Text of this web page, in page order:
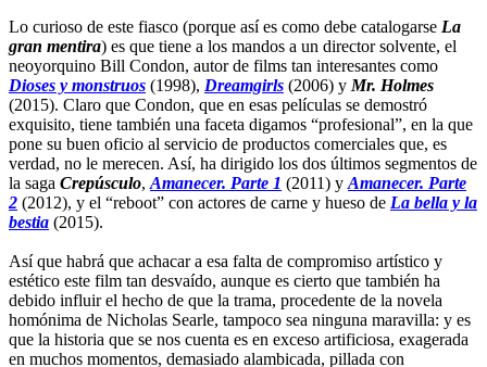
Lo curioso de este fiasco (porque así es como debe catalogarse La
gran mentira) es que tiene a los mandos a un director solvente, el
neoyorquino Bill Condon, autor de films tan interesantes como
Dioses y monstruos (1998), Dreamgirls (2006) y Mr. Holmes
(2015). Claro que Condon, que en esas películas se demostró
exquisito, tiene también una faceta digamos “profesional”, en la que
pone su buen oficio al servicio de productos comerciales que, es
verdad, no le merecen. Así, ha dirigido los dos últimos segmentos de
la saga Crepúsculo, Amanecer. Parte 1 (2011) y Amanecer. Parte
2 (2012), y el “reboot” con actores de carne y hueso de La bella y la
bestia (2015).
Así que habrá que achacar a esa falta de compromiso artístico y
estético este film tan desvaído, aunque es cierto que también ha
debido influir el hecho de que la trama, procedente de la novela
homónima de Nicholas Searle, tampoco sea ninguna maravilla: y es
que la historia que se nos cuenta es en exceso artificiosa, exagerada
en muchos momentos, demasiado alambicada, pillada con